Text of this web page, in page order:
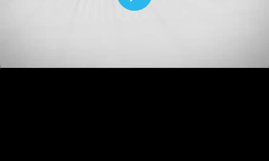
Bu ərazidə avtobus zolağı